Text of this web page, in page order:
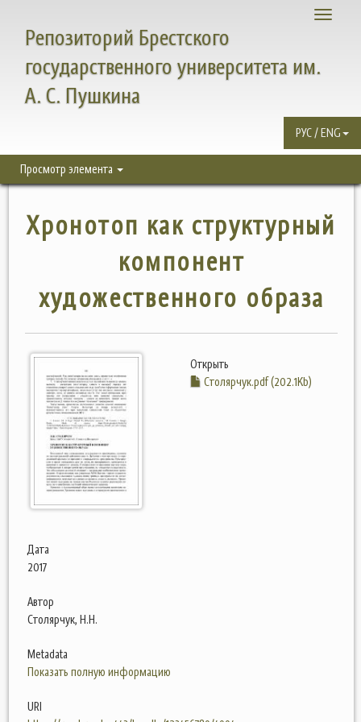
Toggle
Репозиторий Брестского
государственного университета им.
А. С. Пушкина
РУС / ENG
Просмотр элемента
Хронотоп как структурный
компонент
художественного образа
Открыть
Столярчук.pdf (202.1Kb)
Дата
2017
Автор
Столярчук, Н.Н.
Metadata
Показать полную информацию
URI